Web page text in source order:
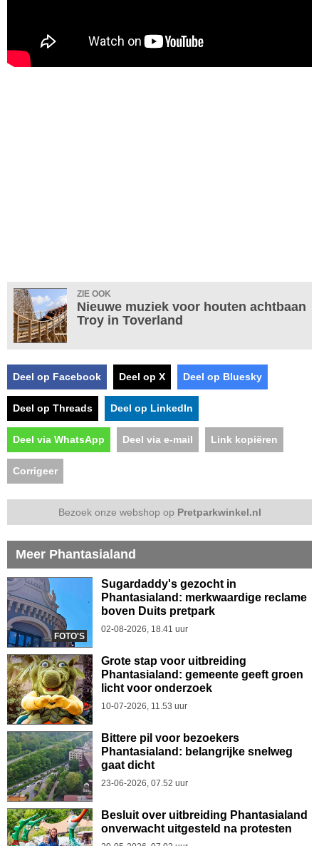
ZIE OOK
Nieuwe muziek voor houten achtbaan
Troy in Toverland
Deel op Facebook Deel op X Deel op Bluesky
Deel op Threads Deel op LinkedIn
Deel via WhatsApp Deel via e-mail Link kopiëren
Corrigeer
Bezoek onze webshop op Pretparkwinkel.nl
Meer Phantasialand
FOTO'S
Sugardaddy's gezocht in
Phantasialand: merkwaardige reclame
boven Duits pretpark
02-08-2026, 18.41 uur
Grote stap voor uitbreiding
Phantasialand: gemeente geeft groen
licht voor onderzoek
10-07-2026, 11.53 uur
Bittere pil voor bezoekers
Phantasialand: belangrijke snelweg
gaat dicht
23-06-2026, 07.52 uur
Besluit over uitbreiding Phantasialand
onverwacht uitgesteld na protesten